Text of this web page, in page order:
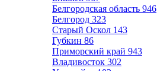
Белгородская область 946
Белгород 323
Старый Оскол 143
Губкин 86
Приморский край 943
Владивосток 302